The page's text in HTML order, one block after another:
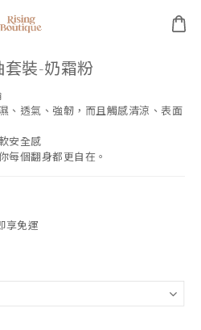
裝-奶霜粉
、透氣、強韌，而且觸感清涼、表面
安全感
每個翻身都更自在。
享免運